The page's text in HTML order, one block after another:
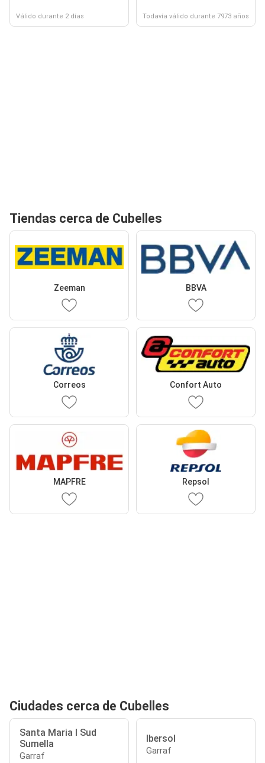
Válido durante 2 días Todavía válido durante 7973 años
Tiendas cerca de Cubelles
Zeeman BBVA
Correos Confort Auto
MAPFRE Repsol
Ciudades cerca de Cubelles
Santa Maria I Sud
Sumella
Garraf
Ibersol
Garraf